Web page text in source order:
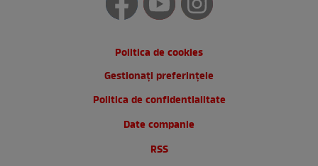
Politica de cookies
Gestionați preferințele
Politica de confidentialitate
Date companie
RSS